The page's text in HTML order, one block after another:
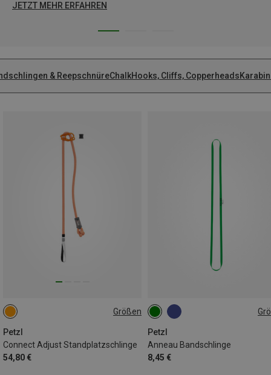
JETZT MEHR ERFAHREN
& ReepschnüreChalkHooks, Cliffs, Copperheads
Größen
Petzl
Connect Adjust Standplatzschlinge
54,80 €
ONE SIZE
Petzl
Anneau Bandschlinge
8,45 €
120CM